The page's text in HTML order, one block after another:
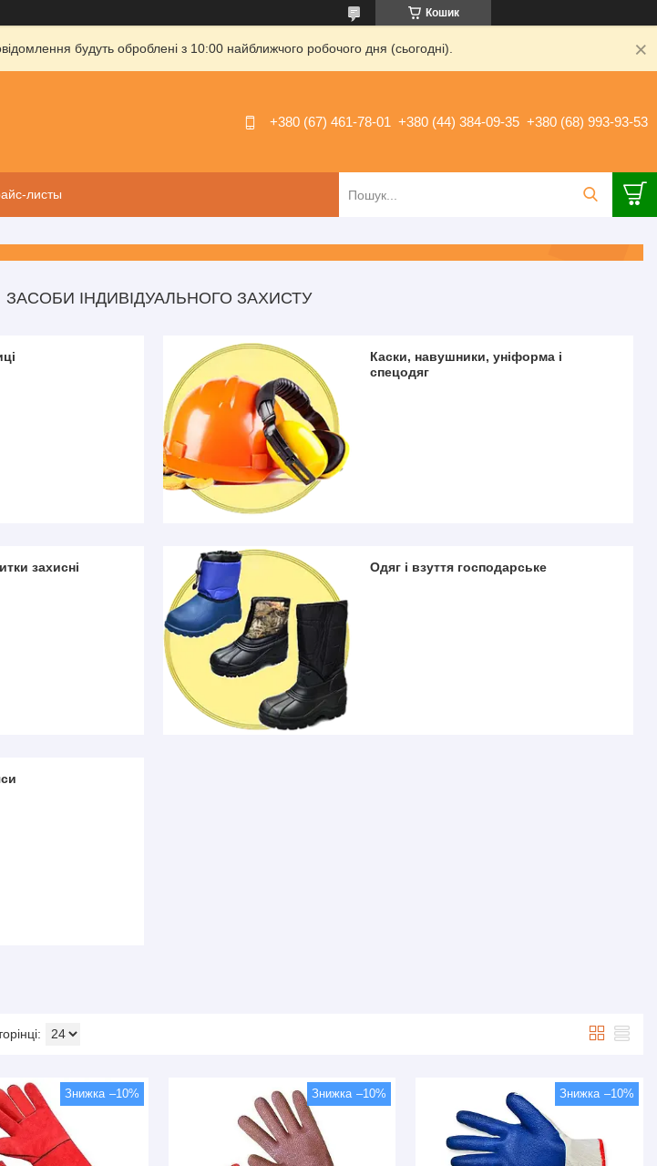
Кошик
будуть оброблені з 10:00 найближчого робочого дня (сьогодні).
+380 (67) 461-78-01 +380 (44) 384-09-35 +380 (68) 993-93-53
листы
ЗАСОБИ ІНДИВІДУАЛЬНОГО ЗАХИСТУ
Каски, навушники, уніформа і
спецодяг
захисні Одяг і взуття господарське
–10% –10% –10%